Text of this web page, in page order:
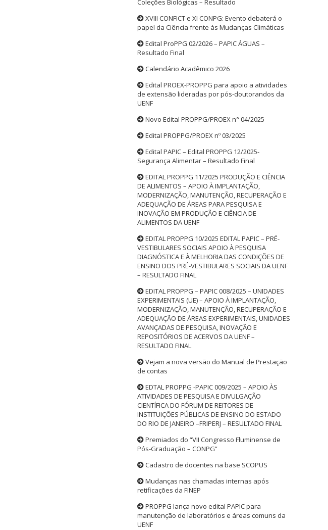
Coleções Biológicas – Resultado
XVIII CONFICT e XI CONPG: Evento debaterá o
papel da Ciência frente às Mudanças Climáticas
Edital ProPPG 02/2026 – PAPIC ÁGUAS –
Resultado Final
Calendário Acadêmico 2026
Edital PROEX-PROPPG para apoio a atividades
de extensão lideradas por pós-doutorandos da
UENF
Novo Edital PROPPG/PROEX n° 04/2025
Edital PROPPG/PROEX nº 03/2025
Edital PAPIC – Edital PROPPG 12/2025-
Segurança Alimentar – Resultado Final
EDITAL PROPPG 11/2025 PRODUÇÃO E CIÊNCIA
DE ALIMENTOS – APOIO À IMPLANTAÇÃO,
MODERNIZAÇÃO, MANUTENÇÃO, RECUPERAÇÃO E
ADEQUAÇÃO DE ÁREAS PARA PESQUISA E
INOVAÇÃO EM PRODUÇÃO E CIÊNCIA DE
ALIMENTOS DA UENF
EDITAL PROPPG 10/2025 EDITAL PAPIC – PRÉ-
VESTIBULARES SOCIAIS APOIO À PESQUISA
DIAGNÓSTICA E À MELHORIA DAS CONDIÇÕES DE
ENSINO DOS PRÉ-VESTIBULARES SOCIAIS DA UENF
– RESULTADO FINAL
EDITAL PROPPG – PAPIC 008/2025 – UNIDADES
EXPERIMENTAIS (UE) – APOIO À IMPLANTAÇÃO,
MODERNIZAÇÃO, MANUTENÇÃO, RECUPERAÇÃO E
ADEQUAÇÃO DE ÁREAS EXPERIMENTAIS, UNIDADES
AVANÇADAS DE PESQUISA, INOVAÇÃO E
REPOSITÓRIOS DE ACERVOS DA UENF –
RESULTADO FINAL
Vejam a nova versão do Manual de Prestação
de contas
EDTAL PROPPG -PAPIC 009/2025 – APOIO ÀS
ATIVIDADES DE PESQUISA E DIVULGAÇÃO
CIENTÍFICA DO FÓRUM DE REITORES DE
INSTITUIÇÕES PÚBLICAS DE ENSINO DO ESTADO
DO RIO DE JANEIRO –FRIPERJ – RESULTADO FINAL
Premiados do “VII Congresso Fluminense de
Pós-Graduação – CONPG”
Cadastro de docentes na base SCOPUS
Mudanças nas chamadas internas após
retificações da FINEP
PROPPG lança novo edital PAPIC para
manutenção de laboratórios e áreas comuns da
UENF